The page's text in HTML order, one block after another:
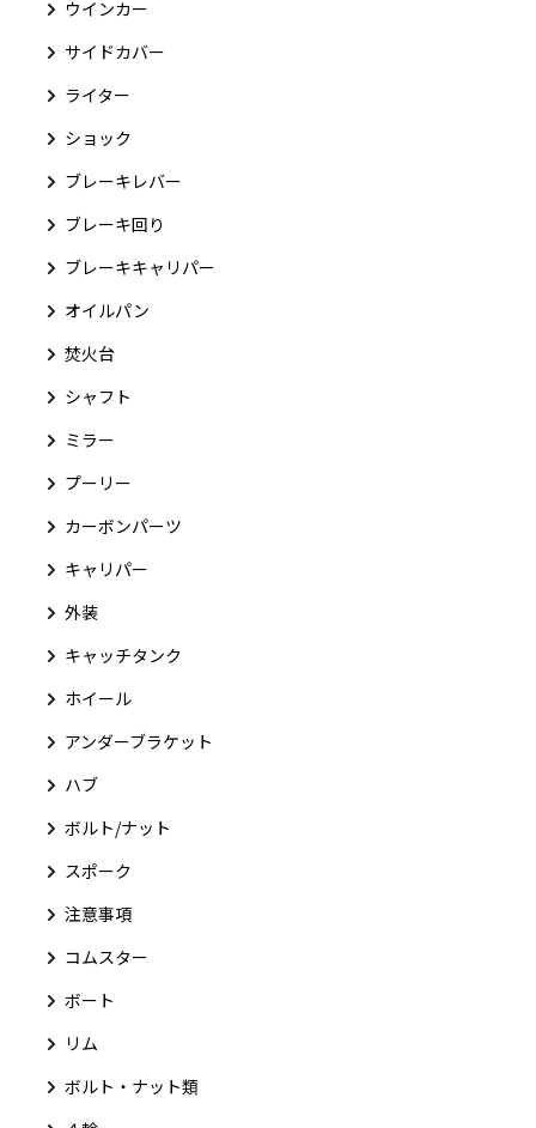
ウインカー
サイドカバー
ライター
ショック
ブレーキレバー
ブレーキ回り
ブレーキキャリパー
オイルパン
焚火台
シャフト
ミラー
プーリー
カーボンパーツ
キャリパー
外装
キャッチタンク
ホイール
アンダーブラケット
ハブ
ボルト/ナット
スポーク
注意事項
コムスター
ボート
リム
ボルト・ナット類